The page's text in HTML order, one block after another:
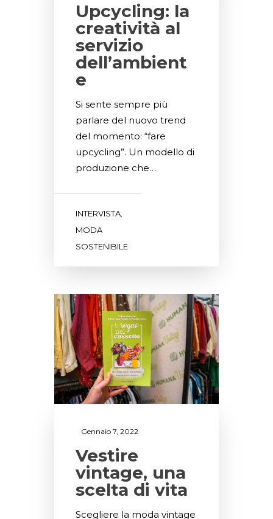
Upcycling: la
creatività al
servizio
dell’ambient
e
Si sente sempre più
parlare del nuovo trend
del momento: “fare
upcycling”. Un modello di
produzione che…
INTERVISTA,
MODA
SOSTENIBILE
Gennaio 7, 2022
Vestire
vintage, una
scelta di vita
Scegliere la moda vintage